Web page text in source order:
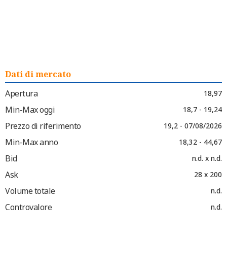
Dati di mercato
Apertura
18,97
Min-Max oggi 18,7 - 19,24
Prezzo di riferimento 19,2 - 07/08/2026
Min-Max anno 18,32 - 44,67
Bid n.d. x n.d.
Ask 28 x 200
Volume totale n.d.
Controvalore n.d.